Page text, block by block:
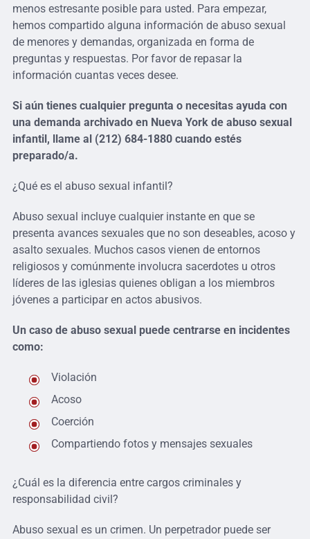
menos estresante posible para usted. Para empezar,
hemos compartido alguna información de abuso sexual
de menores y demandas, organizada en forma de
preguntas y respuestas. Por favor de repasar la
información cuantas veces desee.
Si aún tienes cualquier pregunta o necesitas ayuda con
una demanda archivado en Nueva York de abuso sexual
infantil, llame al (212) 684-1880 cuando estés
preparado/a.
¿Qué es el abuso sexual infantil?
Abuso sexual incluye cualquier instante en que se
presenta avances sexuales que no son deseables, acoso y
asalto sexuales. Muchos casos vienen de entornos
religiosos y comúnmente involucra sacerdotes u otros
líderes de las iglesias quienes obligan a los miembros
jóvenes a participar en actos abusivos.
Un caso de abuso sexual puede centrarse en incidentes
como:
Violación
Acoso
Coerción
Compartiendo fotos y mensajes sexuales
¿Cuál es la diferencia entre cargos criminales y
responsabilidad civil?
Abuso sexual es un crimen. Un perpetrador puede ser